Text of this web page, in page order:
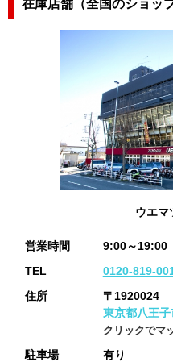
在庫店舗（全国のショッ
ウエマ
営業時間
9:00～19:00
TEL
0120-819-
住所
〒1920024
東京都八王
クリックでマ
駐車場 有り